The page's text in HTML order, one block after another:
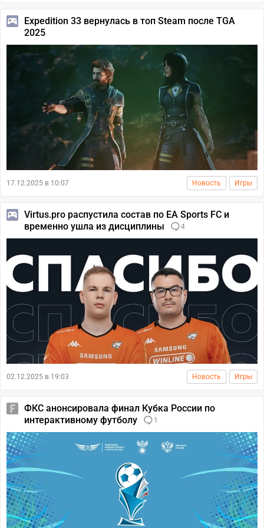
Expedition 33 вернулась в топ Steam после TGA
2025
17.12.2025 в 10:07 Новость Игры
Virtus.pro распустила состав по EA Sports FC и
временно ушла из дисциплины
4
02.12.2025 в 19:03 Новость Игры
ФКС анонсировала финал Кубка России по
интерактивному футболу
1